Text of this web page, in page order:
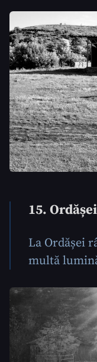
15. Ordășei
La Ordășei
multă